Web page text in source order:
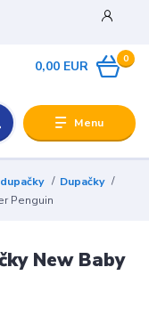
Menu
0
0,00 EUR
Dupačky
Penguin
New Baby